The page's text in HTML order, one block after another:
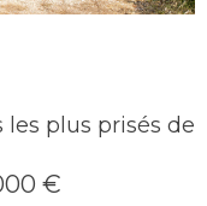
les plus prisés de
€